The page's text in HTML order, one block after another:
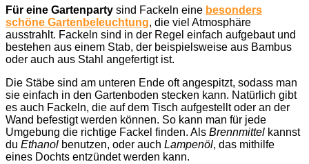
Für eine Gartenparty sind Fackeln eine besonders
schöne Gartenbeleuchtung, die viel Atmosphäre
ausstrahlt. Fackeln sind in der Regel einfach aufgebaut und
bestehen aus einem Stab, der beispielsweise aus Bambus
oder auch aus Stahl angefertigt ist.
Die Stäbe sind am unteren Ende oft angespitzt, sodass man
sie einfach in den Gartenboden stecken kann. Natürlich gibt
es auch Fackeln, die auf dem Tisch aufgestellt oder an der
Wand befestigt werden können. So kann man für jede
Umgebung die richtige Fackel finden. Als Brennmittel kannst
du Ethanol benutzen, oder auch Lampenöl, das mithilfe
eines Dochts entzündet werden kann.